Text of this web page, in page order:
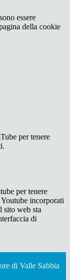
essere
della cookie
per tenere
per tenere
incorporati
sito web sta
di
di Valle Sabbia